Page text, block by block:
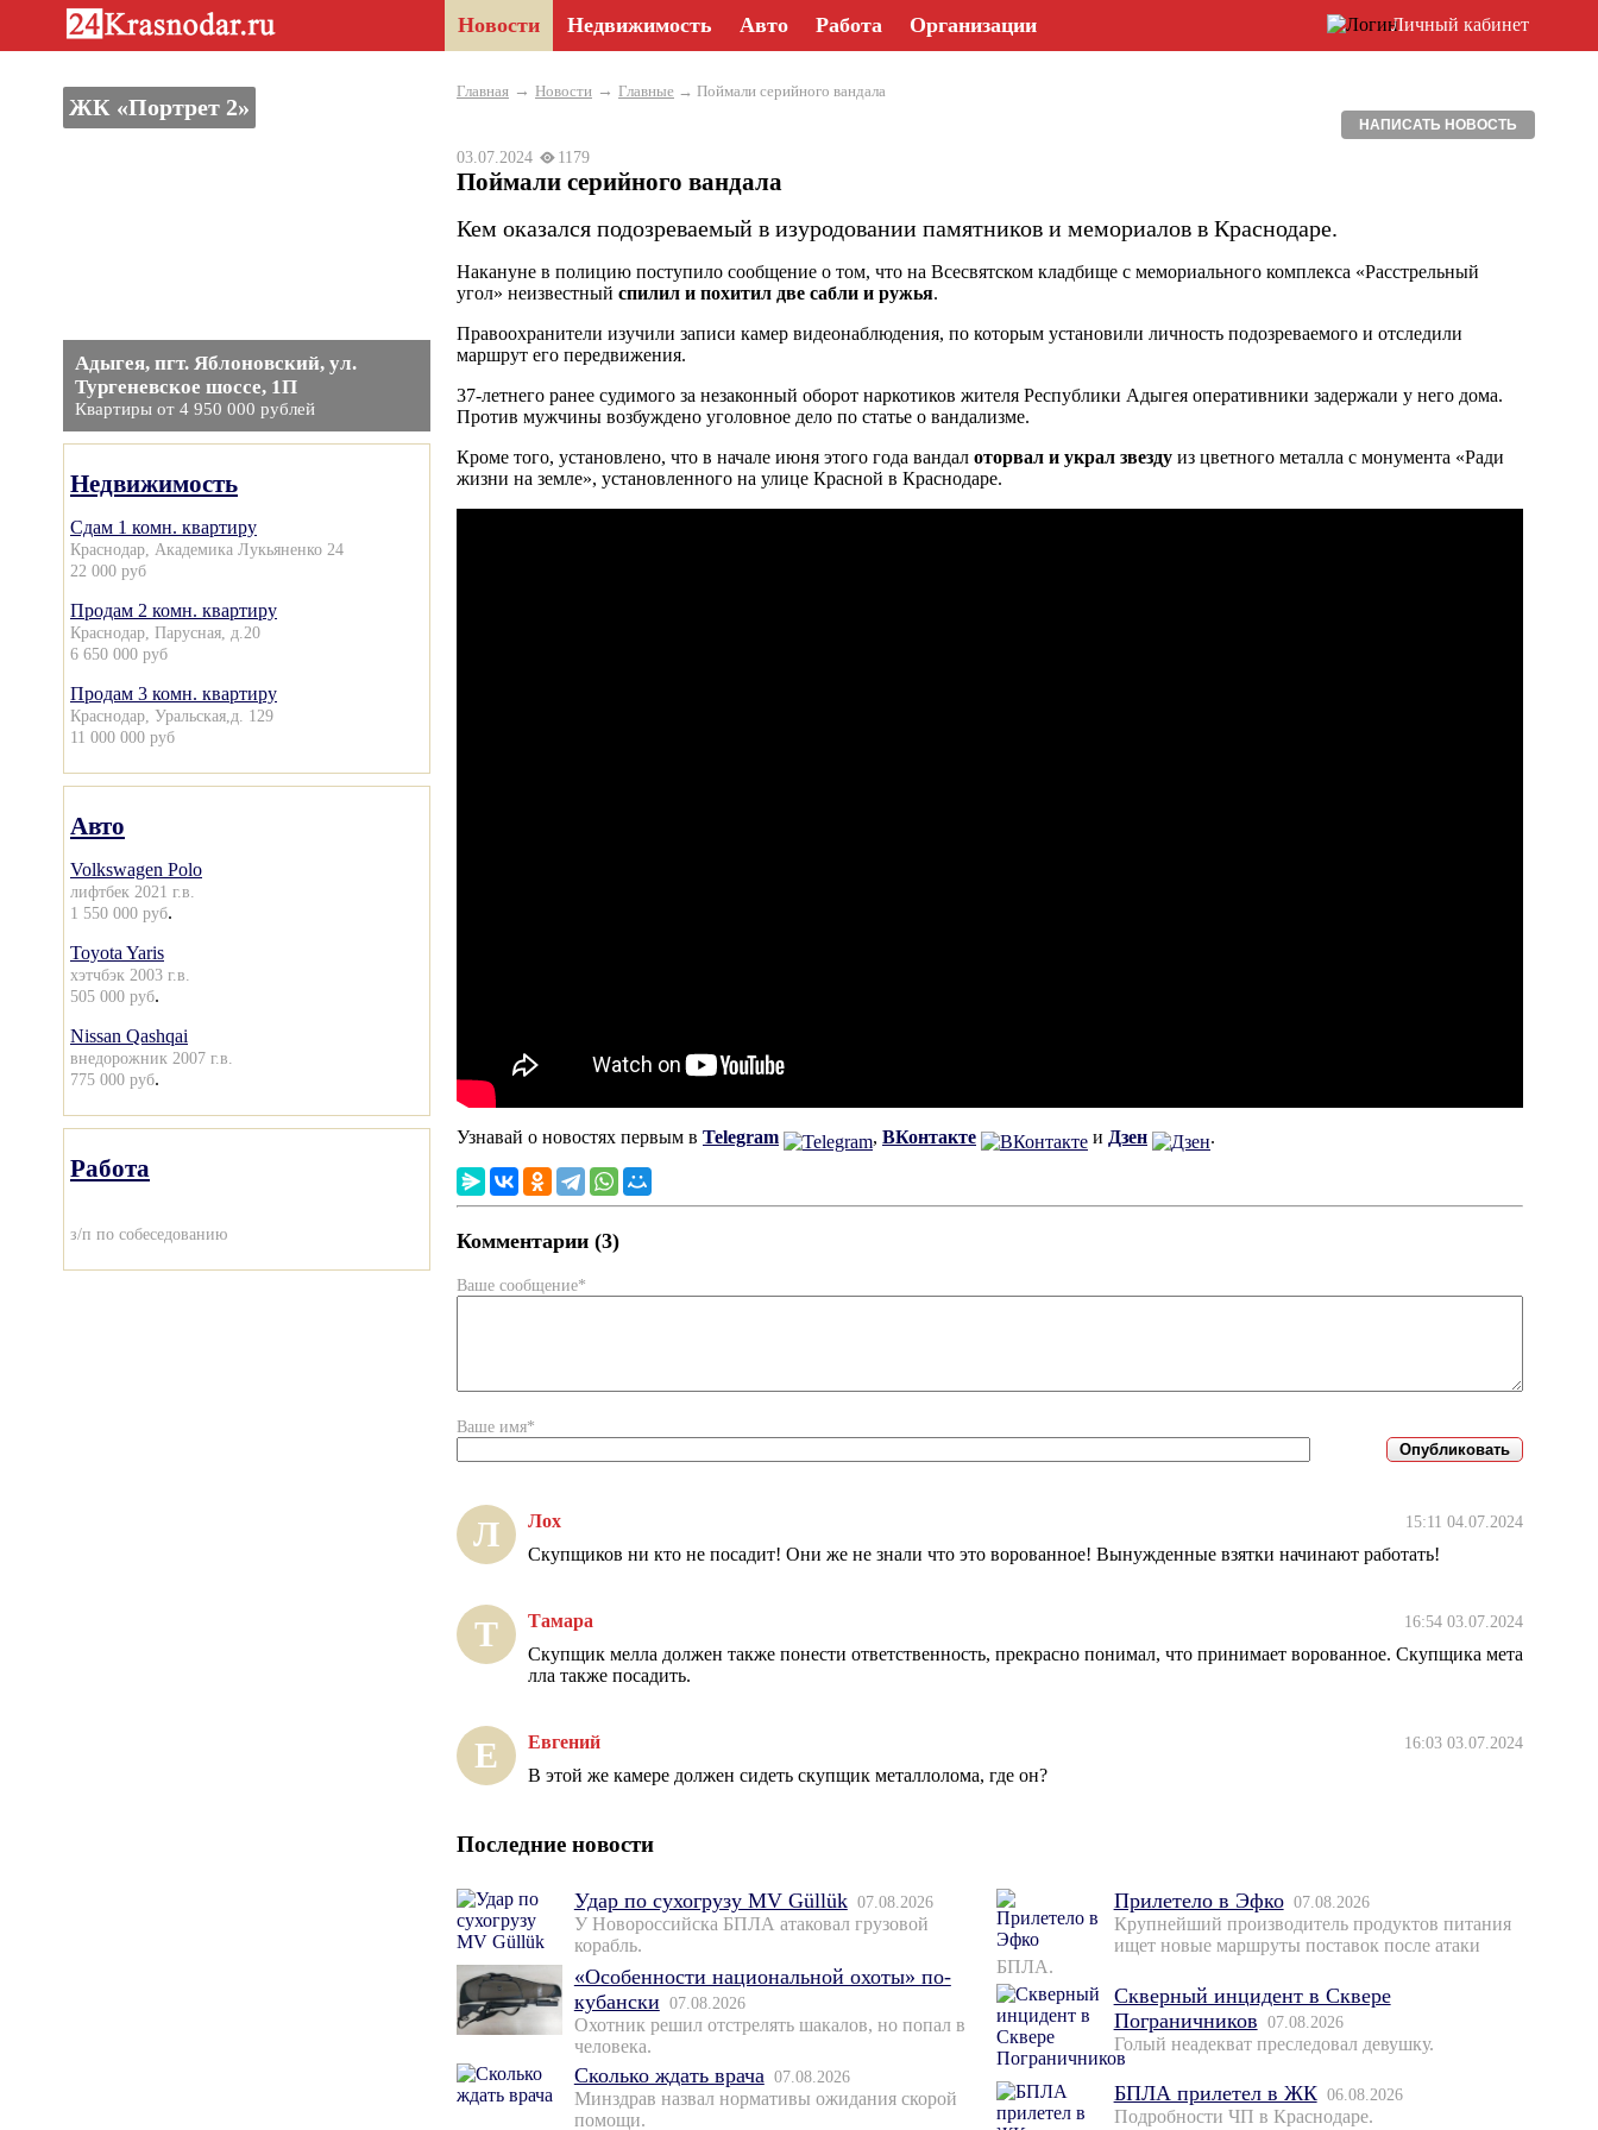
Новости Недвижимость Авто Работа Организации Личный кабинет
ЖК «Портрет 2»
Адыгея, пгт. Яблоновский, ул.
Тургеневское шоссе, 1П
Квартиры от 4 950 000 рублей
Недвижимость
Сдам 1 комн. квартиру
Краснодар, Академика Лукьяненко 24
22 000 руб
Продам 2 комн. квартиру
Краснодар, Парусная, д.20
6 650 000 руб
Продам 3 комн. квартиру
Краснодар, Уральская,д. 129
11 000 000 руб
Авто
Volkswagen Polo
лифтбек 2021 г.в.
1 550 000 руб.
Toyota Yaris
хэтчбэк 2003 г.в.
505 000 руб.
Nissan Qashqai
внедорожник 2007 г.в.
775 000 руб.
Работа
з/п по собеседованию
Главная → Новости → Главные → Поймали серийного вандала
НАПИСАТЬ НОВОСТЬ
03.07.2024 1179
Поймали серийного вандала
Кем оказался подозреваемый в изуродовании памятников и мемориалов в Краснодаре.
Накануне в полицию поступило сообщение о том, что на Всесвятском кладбище с мемориального комплекса «Расстрельный
угол» неизвестный спилил и похитил две сабли и ружья.
Правоохранители изучили записи камер видеонаблюдения, по которым установили личность подозреваемого и отследили
маршрут его передвижения.
37-летнего ранее судимого за незаконный оборот наркотиков жителя Республики Адыгея оперативники задержали у него дома.
Против мужчины возбуждено уголовное дело по статье о вандализме.
Кроме того, установлено, что в начале июня этого года вандал оторвал и украл звезду из цветного металла с монумента «Ради
жизни на земле», установленного на улице Красной в Краснодаре.
Узнавай о новостях первым в Telegram , ВКонтакте и Дзен .
Комментарии (3)
Ваше сообщение*
Ваше имя*
Л Лох 15:11 04.07.2024
Скупщиков ни кто не посадит! Они же не знали что это ворованное! Вынужденные взятки начинают работать!
Т Тамара 16:54 03.07.2024
Скупщик мелла должен также понести ответственность, прекрасно понимал, что принимает ворованное. Скупщика мета
лла также посадить.
Е Евгений 16:03 03.07.2024
В этой же камере должен сидеть скупщик металлолома, где он?
Последние новости
Удар по сухогрузу MV Güllük 07.08.2026
У Новороссийска БПЛА атаковал грузовой
корабль.
«Особенности национальной охоты» по-
кубански 07.08.2026
Охотник решил отстрелять шакалов, но попал в
человека.
Сколько ждать врача 07.08.2026
Минздрав назвал нормативы ожидания скорой
помощи.
Прилетело в Эфко 07.08.2026
Крупнейший производитель продуктов питания
ищет новые маршруты поставок после атаки
БПЛА.
Скверный инцидент в Сквере
Пограничников 07.08.2026
Голый неадекват преследовал девушку.
БПЛА прилетел в ЖК 06.08.2026
Подробности ЧП в Краснодаре.